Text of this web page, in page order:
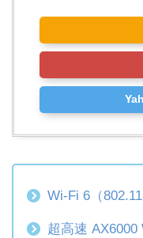
Wi-Fi 6（
超高速 AX6000